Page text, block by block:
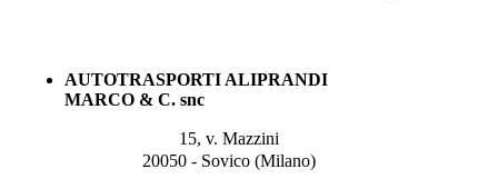
AUTOTRASPORTI ALIPRANDI
MARCO & C. snc
15, v. Mazzini
20050 - Sovico (Milano)